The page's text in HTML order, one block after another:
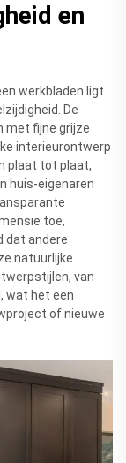
en
werkbladen ligt
De
met fijne grijze
interieurontwerp
plaat tot plaat,
huis-eigenaren
toe,
dat andere
natuurlijke
van
wat het een
of nieuwe